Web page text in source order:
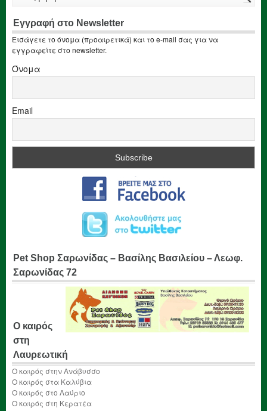
Εγγραφή στο Newsletter
Εισάγετε το όνομα (προαιρετικά) και το e-mail σας για να
εγγραφείτε στο newsletter.
Όνομα
Email
Pet Shop Σαρωνίδας – Βασίλης Βασιλείου – Λεωφ.
Σαρωνίδας 72
Ο καιρός
στη
Λαυρεωτική
Ο καιρός στην Ανάβυσσο
Ο καιρός στα Καλύβια
Ο καιρός στο Λαύριο
Ο καιρός στη Κερατέα